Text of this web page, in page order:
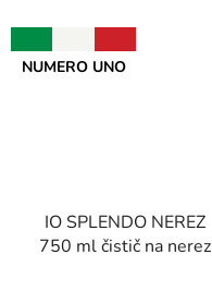
NUMERO UNO
IO SPLENDO NEREZ
750 ml čistič na nerez